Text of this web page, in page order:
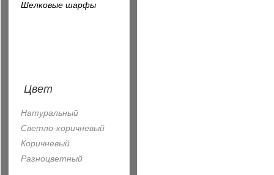
Шелковые шарфы
Цвет
Натуральный
Светло-коричневый
Коричневый
Разноцветный